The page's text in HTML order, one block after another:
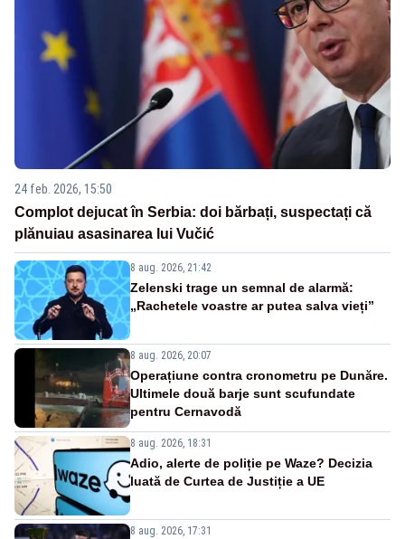
24 feb. 2026, 15:50
Complot dejucat în Serbia: doi bărbați, suspectați că
plănuiau asasinarea lui Vučić
8 aug. 2026, 21:42
Zelenski trage un semnal de alarmă:
„Rachetele voastre ar putea salva vieți”
8 aug. 2026, 20:07
Operațiune contra cronometru pe Dunăre.
Ultimele două barje sunt scufundate
pentru Cernavodă
8 aug. 2026, 18:31
Adio, alerte de poliție pe Waze? Decizia
luată de Curtea de Justiție a UE
8 aug. 2026, 17:31